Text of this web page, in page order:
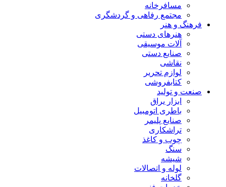
مسافرخانه
مجتمع رفاهی و گردشگری
فرهنگ و هنر
هنرهای دستی
آلات موسیقی
صنایع دستی
نقاشی
لوازم تحریر
کتابفروشی
صنعت و تولید
ابزار یراق
باطری اتومبیل
صنایع پلیمر
تراشکاری
چوب و کاغذ
سنگ
شیشه
لوله و اتصالات
گلخانه